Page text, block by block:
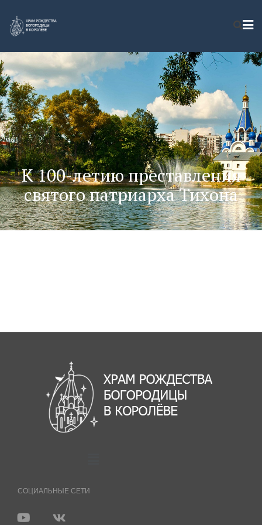
К 100-летию преставления
святого патриарха Тихона
СОЦИАЛЬНЫЕ СЕТИ